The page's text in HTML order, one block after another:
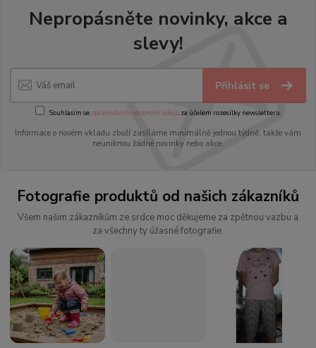
Nepropásněte novinky, akce a
slevy!
Přihlásit se
Souhlasím se zpracováním osobních údajůza účelem rozesílky newsletteru.
Informace o novém vkladu zboží zasíláme minimálně jednou týdně, takže vám
neuniknou žádné novinky nebo akce.
Fotografie produktů od našich zákazníků
Všem našim zákazníkům ze srdce moc děkujeme za zpětnou vazbu a
za všechny ty úžasné fotografie.